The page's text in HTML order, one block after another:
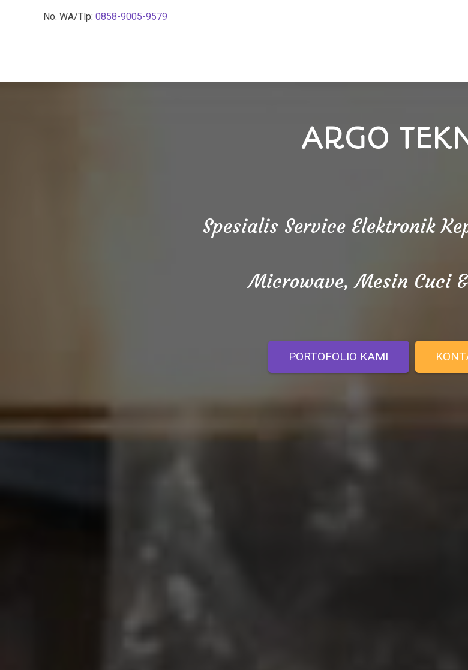
No. WA/Tlp: 0858-9005-9579
ARGO
Spesialis Service Elektronik
Microwave, Mesin Cuci
PORTOFOLIO KAMI